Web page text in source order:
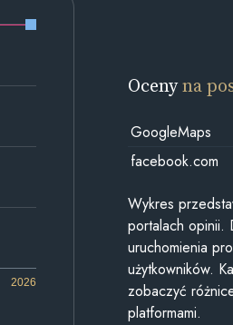
2026
Ocenyna
GoogleMaps
facebook.com
Wykres
portalach opinii.
uruchomienia
użytkowników.
zobaczyć
platformami.